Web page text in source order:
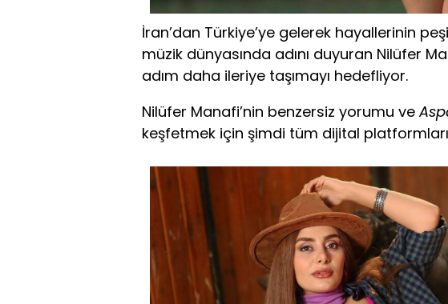
İran’dan Türkiye’ye gelerek hayallerinin
müzik dünyasında adını duyuran Nilüfer
adım daha ileriye taşımayı hedefliyor.
Nilüfer Manafi’nin benzersiz yorumu ve
keşfetmek için şimdi tüm dijital